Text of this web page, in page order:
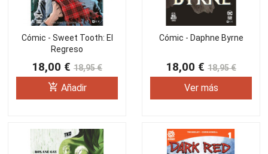
Cómic - Sweet Tooth: El
Regreso
18,00 € 18,95 €
add_shopping_cart Añadir
Cómic - Daphne Byrne
18,00 € 18,95 €
Ver más